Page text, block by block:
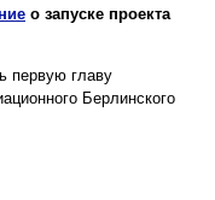
о запуске проекта
первую главу
Берлинского